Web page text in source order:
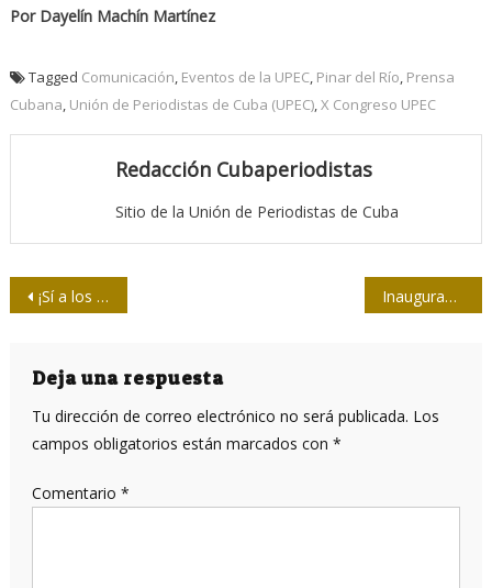
Por Dayelín Machín Martínez
Tagged Comunicación, Eventos de la UPEC, Pinar del Río, Prensa
Cubana, Unión de Periodistas de Cuba (UPEC),X Congreso UPEC
Redacción Cubaperiodistas
Sitio de la Unión de Periodistas de Cuba
Navegación
entradas
¡Sí a los americanismos! Inauguran en Caracas muestra de carteles sobre bloqueo yanki a Cuba
Deja una respuesta
Tu dirección de correo electrónico no será publicada. Los
campos obligatorios están marcados con *
Comentario *